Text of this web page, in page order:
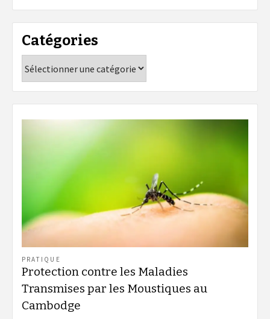
Catégories
PRATIQUE
Protection contre les Maladies
Transmises par les Moustiques au
Cambodge